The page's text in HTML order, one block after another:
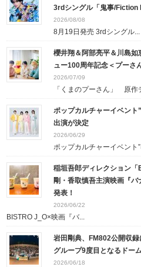
3rdシングル「鬼事/Fiction
2026/08/08
8月19日発売 3rdシングル...
櫻井翔＆阿部亮平＆川島
ュー100周年記念＜プーさ
2026/07/09
「くまのプーさん」 原作
ポップカルチャーイベン
出演が決定
2026/06/29
ポップカルチャーイベント
稲垣吾郎ディレクション
剛・香取慎吾主演映画『
発表！
2026/06/22
BISTRO J_O×映画『バ...
岩田剛典、FM802公開収
グループ9度目となるドー
2026/06/18